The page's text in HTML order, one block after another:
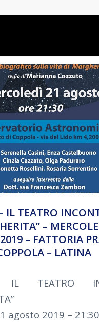
IL TEATRO
–
– FATTORIA
– LATINA
TEATRO
agosto 2019 – 21:30